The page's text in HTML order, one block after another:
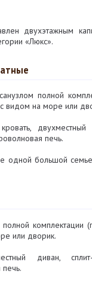
двухэтажным
«Люкс».
полной
видом на море или
двухместный
печь.
большой
полной комплектации
или дворик.
диван, сплит-
печь.